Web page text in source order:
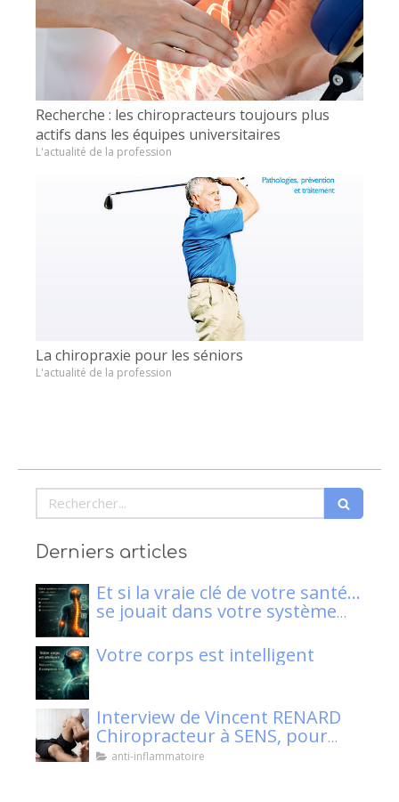
Recherche : les chiropracteurs toujours plus
actifs dans les équipes universitaires
L'actualité de la profession
La chiropraxie pour les séniors
L'actualité de la profession
Rechercher
Derniers articles
Et si la vraie clé de votre santé…
se jouait dans votre système
nerveux ?
Votre corps est intelligent
Interview de Vincent RENARD
Chiropracteur à SENS, pour
Klaser.
anti-inflammatoire